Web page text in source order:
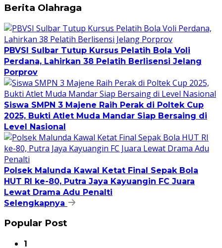
Berita Olahraga
PBVSI Sulbar Tutup Kursus Pelatih Bola Voli
Perdana, Lahirkan 38 Pelatih Berlisensi Jelang
Porprov
Siswa SMPN 3 Majene Raih Perak di Poltek Cup
2025, Bukti Atlet Muda Mandar Siap Bersaing di
Level Nasional
Polsek Malunda Kawal Ketat Final Sepak Bola
HUT RI ke-80, Putra Jaya Kayuangin FC Juara
Lewat Drama Adu Penalti
Selengkapnya
Popular Post
1